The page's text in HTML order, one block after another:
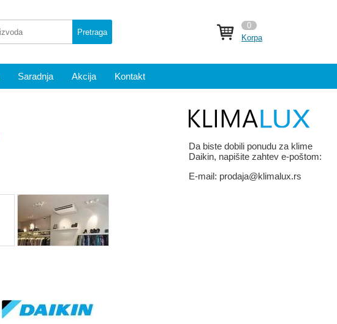
Pretraga
0
Korpa
Saradnja Akcija Kontakt
Da biste dobili ponudu za klime
Daikin, napišite zahtev e-poštom:
E-mail: prodaja@klimalux.rs